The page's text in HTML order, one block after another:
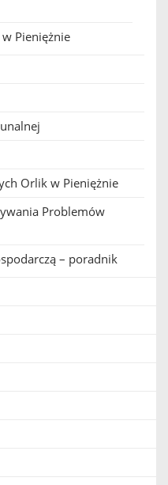
Pieniężnie
Orlik w Pieniężnie
Problemów
– poradnik